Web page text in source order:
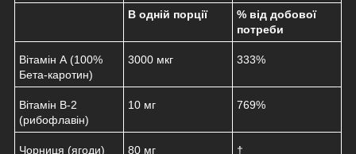
В одній порції
% від добової
потреби
Вітамін А (100%
Бета-каротин)
3000 мкг 333%
Вітамін B-2
(рибофлавін)
10 мг 769%
Чорниця (ягоди)
80 мг †